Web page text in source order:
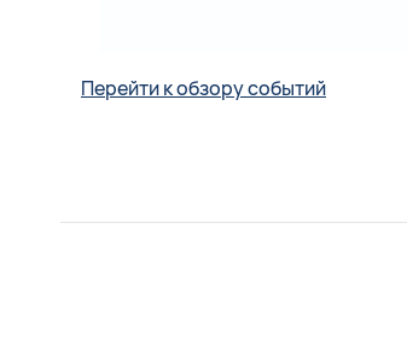
Перейти к обзору событий